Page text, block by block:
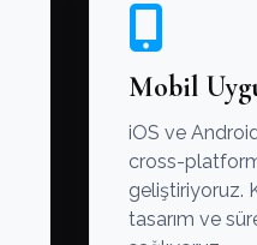
Mobil
iOS ve
cross-
geliştiriyoruz.
tasarım ve